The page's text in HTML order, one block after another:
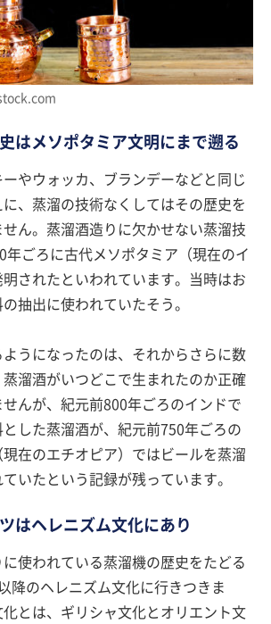
はメソポタミア文明にまで遡る
やウォッカ、ブランデーなどと同じ
、蒸溜の技術なくしてはその歴史を
ん。蒸溜酒造りに欠かせない蒸溜技
年ごろに古代メソポタミア（現在のイ
されたといわれています。当時はお
抽出に使われていたそう。
うになったのは、それからさらに数
溜酒がいつどこで生まれたのか正確
んが、紀元前800年ごろのインドで
した蒸溜酒が、紀元前750年ごろの
在のエチオピア）ではビールを蒸溜
いたという記録が残っています。
はヘレニズム文化にあり
使われている蒸溜機の歴史をたどる
降のヘレニズム文化に行きつきま
とは、ギリシャ文化とオリエント文